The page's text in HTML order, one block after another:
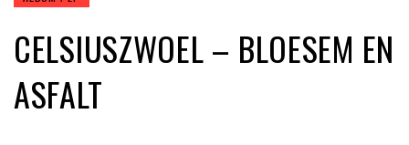
CELSIUSZWOEL – BLOESEM EN
ASFALT